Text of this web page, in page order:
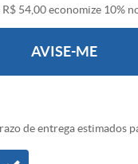
R$ 54,00economize 10%
AVISE-ME
de entrega estimados